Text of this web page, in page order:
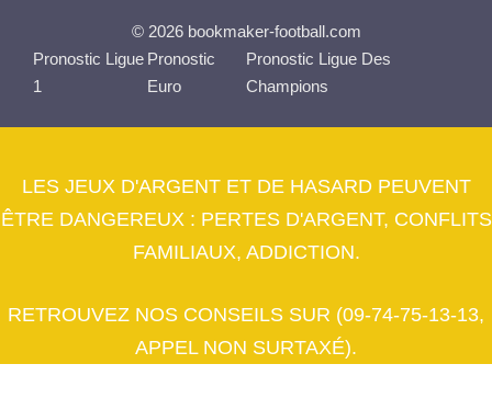
© 2026 bookmaker-football.com
Pronostic Ligue
1
Pronostic
Euro
Pronostic Ligue Des
Champions
LES JEUX D'ARGENT ET DE HASARD PEUVENT
ÊTRE DANGEREUX : PERTES D'ARGENT, CONFLITS
FAMILIAUX, ADDICTION.
RETROUVEZ NOS CONSEILS SUR (09-74-75-13-13,
APPEL NON SURTAXÉ).